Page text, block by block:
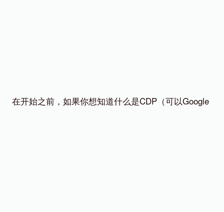
在开始之前，如果你想知道什么是CDP（可以Google